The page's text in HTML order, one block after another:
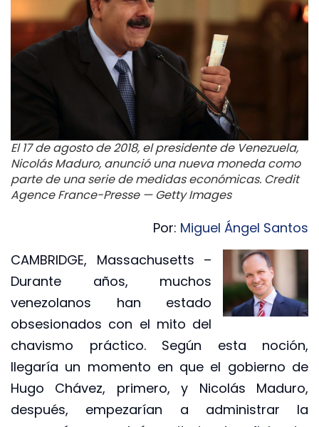
El 17 de agosto de 2018, el presidente de Venezuela,
Nicolás Maduro, anunció una nueva moneda como
parte de una serie de medidas económicas. Credit
Agence France-Presse — Getty Images
Por: Miguel Ángel Santos
CAMBRIDGE, Massachusetts –
Durante años, muchos
venezolanos han estado
obsesionados con el mito del
chavismo práctico. Según esta noción,
llegaría un momento en que el gobierno de
Hugo Chávez, primero, y Nicolás Maduro,
después, empezarían a administrar la